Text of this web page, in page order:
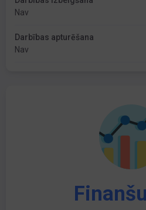
Nav
Darbības apturēšana
Nav